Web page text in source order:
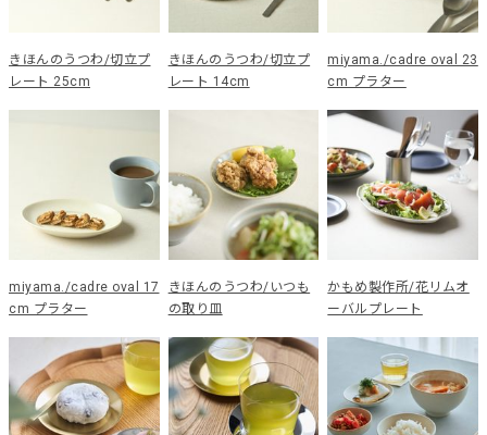
きほんのうつわ/切立プ
レート 25cm
きほんのうつわ/切立プ
レート 14cm
miyama./cadre oval 23
cm プラター
miyama./cadre oval 17
cm プラター
きほんのうつわ/いつも
の取り皿
かもめ製作所/花リムオ
ーバルプレート